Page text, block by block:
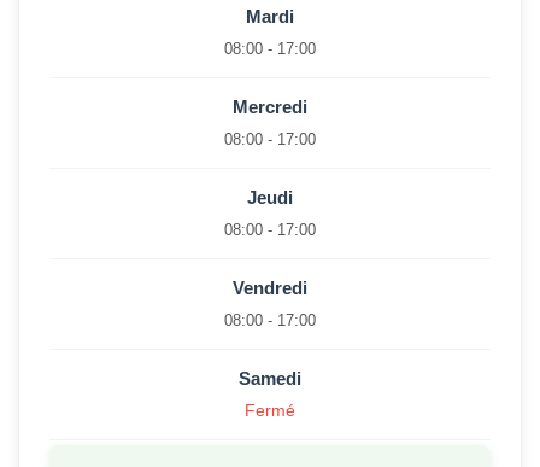
Mardi
08:00 - 17:00
Mercredi
08:00 - 17:00
Jeudi
08:00 - 17:00
Vendredi
08:00 - 17:00
Samedi
Fermé